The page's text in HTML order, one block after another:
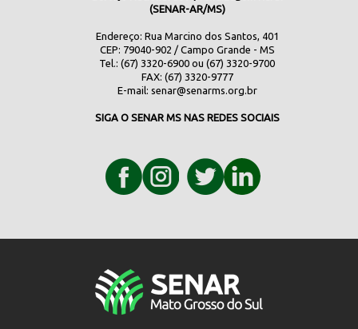
(SENAR-AR/MS)
Endereço: Rua Marcino dos Santos, 401
CEP: 79040-902 / Campo Grande - MS
Tel.: (67) 3320-6900 ou (67) 3320-9700
FAX: (67) 3320-9777
E-mail: senar@senarms.org.br
SIGA O SENAR MS NAS REDES SOCIAIS